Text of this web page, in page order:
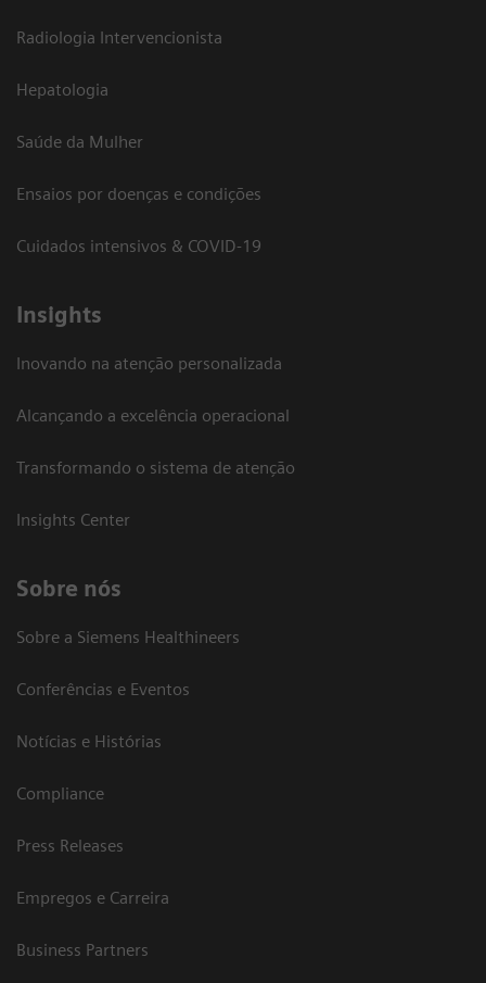
Radiologia Intervencionista
Hepatologia
Saúde da Mulher
Ensaios por doenças e condições
Cuidados intensivos & COVID-19
Insights
Inovando na atenção personalizada
Alcançando a excelência operacional
Transformando o sistema de atenção
Insights Center
Sobre nós
Sobre a Siemens Healthineers
Conferências e Eventos
Notícias e Histórias
Compliance
Press Releases
Empregos e Carreira
Business Partners